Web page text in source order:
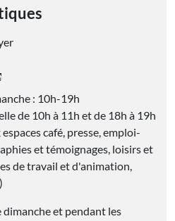
: 10h-19h
de 10h à 11h et de 18h à 19h
café, presse, emploi-
et témoignages, loisirs et
de travail et d'animation,
dimanche et pendant les